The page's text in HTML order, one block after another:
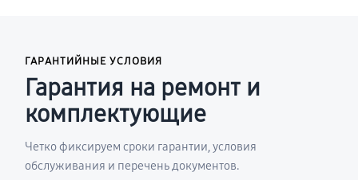
ГАРАНТИЙНЫЕ УСЛОВИЯ
Гарантия на ремонт и
комплектующие
Четко фиксируем сроки гарантии, условия
обслуживания и перечень документов.